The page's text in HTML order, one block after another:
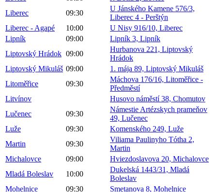
Liberec
09:30
U Jánského Kamene 576/3,
Liberec 4 - Perštýn
Liberec - Agapé
10:00
U Nisy 916/10, Liberec
Lipník
09:00
Lipník 3, Lipník
Liptovský Hrádok 09:00
Hurbanova 221, Liptovský
Hrádok
Liptovský Mikuláš 09:00
1. mája 89, Liptovský Mikuláš
Litoměřice
09:30
Máchova 176/16, Litoměřice -
Předměstí
Litvínov
Husovo náměstí 38, Chomutov
Lučenec
09:30
Námestie Artézskych prameňov
49, Lučenec
Luže
09:30
Komenského 249, Luže
Martin
09:30
Viliama Paulinyho Tótha 2,
Martin
Michalovce
09:00
Hviezdoslavova 20, Michalovce
Mladá Boleslav
10:00
Dukelská 1443/31, Mladá
Boleslav
Mohelnice
09:30 Smetanova 8, Mohelnice